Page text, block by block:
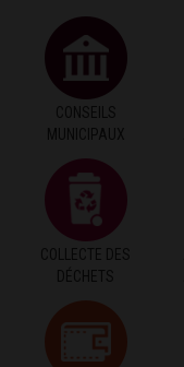
CONSEILS
MUNICIPAUX
COLLECTE DES
DÉCHETS